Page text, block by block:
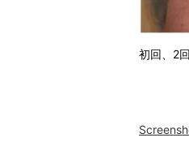
初回、2